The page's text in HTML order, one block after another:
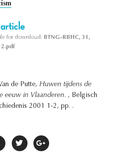
for download: BTNG-RBHC, 31,
de Putte, Huwen tijdens de
eeuw in Vlaanderen. , Belgisch
2001 1-2, pp. .